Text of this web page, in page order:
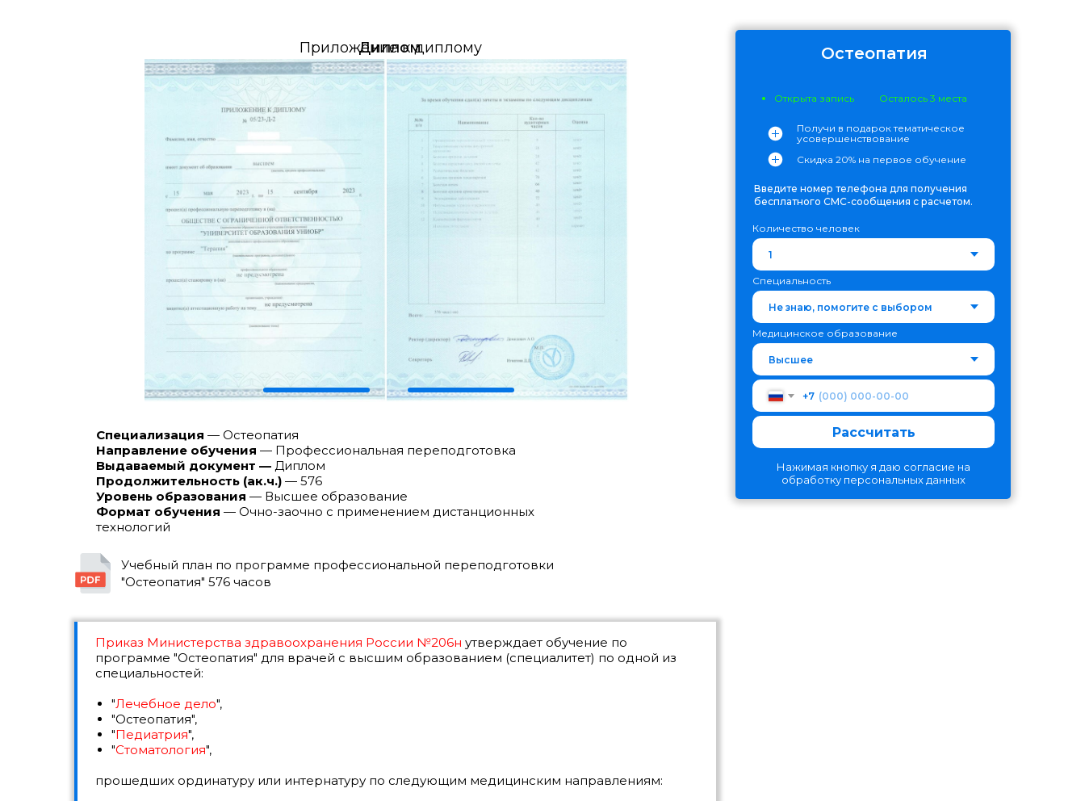
Приказ Министерства здравоохранения России №206н утверждает обучение по
программе "Остеопатия" для врачей с высшим образованием (специалитет) по одной из
специальностей:
"Лечебное дело",
"Остеопатия",
"Педиатрия",
"Стоматология",
прошедших ординатуру или интернатуру по следующим медицинским направлениям:
Количество человек
Специальность
Медицинское образование
+7
Рассчитать
Нажимая кнопку я даю согласие на
обработку персональных данных
Остеопатия
Открыта запись Осталось 3 места
Введите номер телефона для получения
бесплатного СМС-сообщения с расчетом.
Получи в подарок тематическое
усовершенствование
Скидка 20% на первое обучение
Диплом
Приложение к диплому
Специализация — Остеопатия
Направление обучения — Профессиональная переподготовка
Выдаваемый документ — Диплом
Продолжительность (ак.ч.) — 576
Уровень образования — Высшее образование
Формат обучения — Очно-заочно с применением дистанционных
технологий
Учебный план по программе профессиональной переподготовки
"Остеопатия" 576 часов